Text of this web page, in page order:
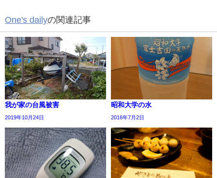
One's dailyの関連記事
我が家の台風被害
2019年10月24日
昭和大学の水
2016年7月2日